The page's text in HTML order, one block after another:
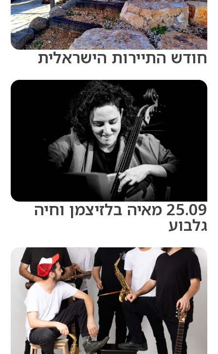
התיירות הישראלית
25.09 מאיה בלזיצמן וחיה